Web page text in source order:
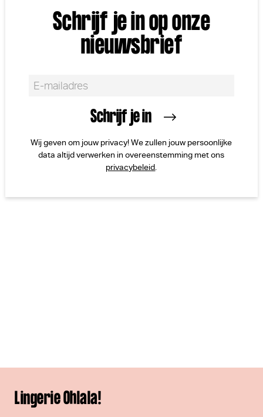
Schrijf je in op onze
nieuwsbrief
Wij geven om jouw privacy! We zullen jouw persoonlijke
data altijd verwerken in overeenstemming met ons
privacybeleid
Lingerie Ohlala!